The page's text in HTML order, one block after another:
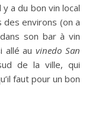
a du bon vin local
environs (on a
son bar à vin
allé auvinedo San
de la ville, qui
faut pour un bon